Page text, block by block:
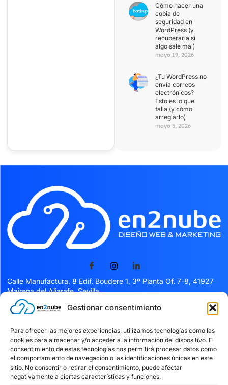
Gestionar consentimiento
Para ofrecer las mejores experiencias, utilizamos tecnologías como las
cookies para almacenar y/o acceder a la información del dispositivo. El
consentimiento de estas tecnologías nos permitirá procesar datos como
el comportamiento de navegación o las identificaciones únicas en este
sitio. No consentir o retirar el consentimiento, puede afectar
negativamente a ciertas características y funciones.
Cómo hacer una
copia de
seguridad en
WordPress (y
recuperarla si
algo sale mal)
mayo 19, 2026
¿Tu WordPress no
envía correos
electrónicos?
Esto es lo que
falla (y cómo
arreglarlo)
mayo 5, 2026
Calle Manufactura, 8 Edif. Boudere 1, 3º Planta Of. 7-8, 41927
Mairena del Aljarafe, Sevilla
Servicios
Facturación Verifactu
Kit digital